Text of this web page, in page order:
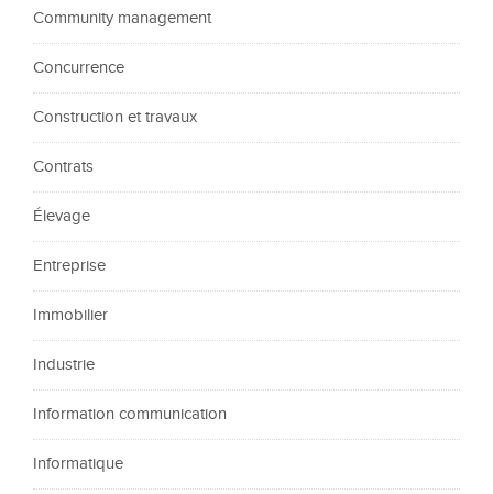
Community management
Concurrence
Construction et travaux
Contrats
Élevage
Entreprise
Immobilier
Industrie
Information communication
Informatique